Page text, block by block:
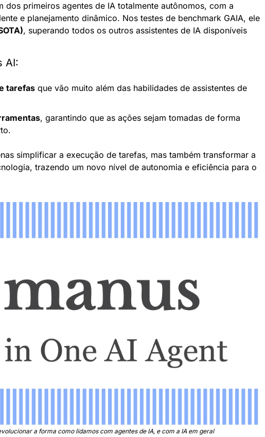
dos primeiros agentes de IA totalmente autônomos, com a
e planejamento dinâmico. Nos testes de benchmark GAIA, ele
, superando todos os outros assistentes de IA disponíveis
AI:
tarefas que vão muito além das habilidades de assistentes de
, garantindo que as ações sejam tomadas de forma
simplificar a execução de tarefas, mas também transformar a
trazendo um novo nível de autonomia e eficiência para o
a forma como lidamos com agentes de IA, e com a IA em geral